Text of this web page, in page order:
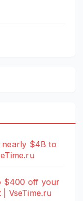
nearly $4B to
$400 off your
VseTime.ru